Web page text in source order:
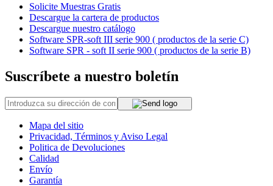
Solicite Muestras Gratis
Descargue la cartera de productos
Descargue nuestro catálogo
Software SPR-soft III serie 900 ( productos de la serie C)
Software SPR - soft II serie 900 ( productos de la serie B)
Suscríbete a nuestro boletín
Mapa del sitio
Privacidad, Términos y Aviso Legal
Politica de Devoluciones
Calidad
Envío
Garantía